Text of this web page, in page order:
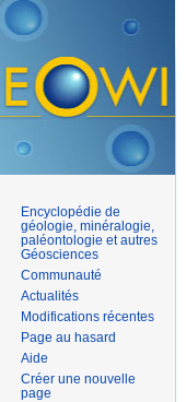
Encyclopédie de
géologie, minéralogie,
paléontologie et autres
Géosciences
Communauté
Actualités
Modifications récentes
Page au hasard
Aide
Créer une nouvelle
page